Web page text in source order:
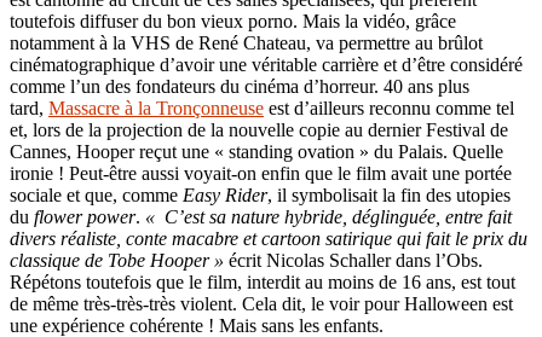
toutefois diffuser du bon vieux porno. Mais la vidéo, grâce
notamment à la VHS de René Chateau, va permettre au brûlot
cinématographique d’avoir une véritable carrière et d’être considéré
comme l’un des fondateurs du cinéma d’horreur. 40 ans plus
tard, Massacre à la Tronçonneuse est d’ailleurs reconnu comme tel
et, lors de la projection de la nouvelle copie au dernier Festival de
Cannes, Hooper reçut une « standing ovation » du Palais. Quelle
ironie ! Peut-être aussi voyait-on enfin que le film avait une portée
sociale et que, comme Easy Rider, il symbolisait la fin des utopies
du flower power. « C’est sa nature hybride, déglinguée, entre fait
divers réaliste, conte macabre et cartoon satirique qui fait le prix du
classique de Tobe Hooper » écrit Nicolas Schaller dans l’Obs.
Répétons toutefois que le film, interdit au moins de 16 ans, est tout
de même très-très-très violent. Cela dit, le voir pour Halloween est
une expérience cohérente ! Mais sans les enfants.